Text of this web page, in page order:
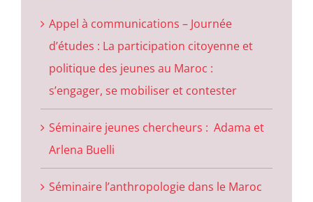
Appel à communications – Journée
d’études : La participation citoyenne et
politique des jeunes au Maroc :
s’engager, se mobiliser et contester
Séminaire jeunes chercheurs : Adama et
Arlena Buelli
Séminaire l’anthropologie dans le Maroc